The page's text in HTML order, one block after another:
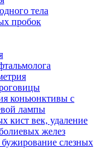
тела
пробок
коньюнктивы с
лампы
кист век, удаление
желез
слезных